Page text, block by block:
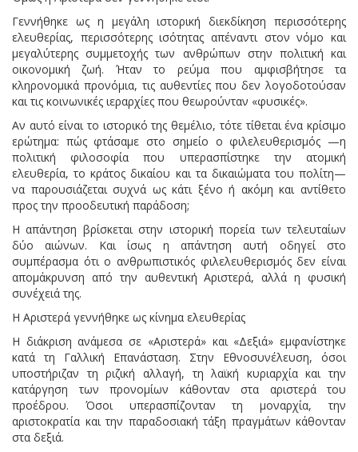
Γεννήθηκε ως η μεγάλη ιστορική διεκδίκηση περισσότερης
ελευθερίας, περισσότερης ισότητας απέναντι στον νόμο και
μεγαλύτερης συμμετοχής των ανθρώπων στην πολιτική και
οικονομική ζωή. Ήταν το ρεύμα που αμφισβήτησε τα
κληρονομικά προνόμια, τις αυθεντίες που δεν λογοδοτούσαν
και τις κοινωνικές ιεραρχίες που θεωρούνταν «φυσικές».
Αν αυτό είναι το ιστορικό της θεμέλιο, τότε τίθεται ένα κρίσιμο
ερώτημα: πώς φτάσαμε στο σημείο ο φιλελευθερισμός —η
πολιτική φιλοσοφία που υπερασπίστηκε την ατομική
ελευθερία, το κράτος δικαίου και τα δικαιώματα του πολίτη—
να παρουσιάζεται συχνά ως κάτι ξένο ή ακόμη και αντίθετο
προς την προοδευτική παράδοση;
Η απάντηση βρίσκεται στην ιστορική πορεία των τελευταίων
δύο αιώνων. Και ίσως η απάντηση αυτή οδηγεί στο
συμπέρασμα ότι ο ανθρωπιστικός φιλελευθερισμός δεν είναι
απομάκρυνση από την αυθεντική Αριστερά, αλλά η φυσική
συνέχειά της.
Η Αριστερά γεννήθηκε ως κίνημα ελευθερίας
Η διάκριση ανάμεσα σε «Αριστερά» και «Δεξιά» εμφανίστηκε
κατά τη Γαλλική Επανάσταση. Στην Εθνοσυνέλευση, όσοι
υποστήριζαν τη ριζική αλλαγή, τη λαϊκή κυριαρχία και την
κατάργηση των προνομίων κάθονταν στα αριστερά του
προέδρου. Όσοι υπερασπίζονταν τη μοναρχία, την
αριστοκρατία και την παραδοσιακή τάξη πραγμάτων κάθονταν
στα δεξιά.